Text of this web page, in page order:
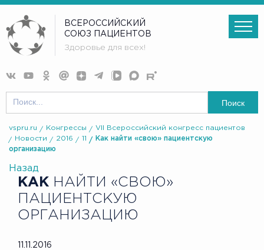
ВСЕРОССИЙСКИЙ
СОЮЗ ПАЦИЕНТОВ
Здоровье для всех!
Поиск
vspru.ru Конгрессы
VII Всероссийский конгресс пациентов
Новости
2016 11
Как найти «свою» пациентскую
организацию
Назад
КАК НАЙТИ «СВОЮ»
ПАЦИЕНТСКУЮ
ОРГАНИЗАЦИЮ
11.11.2016